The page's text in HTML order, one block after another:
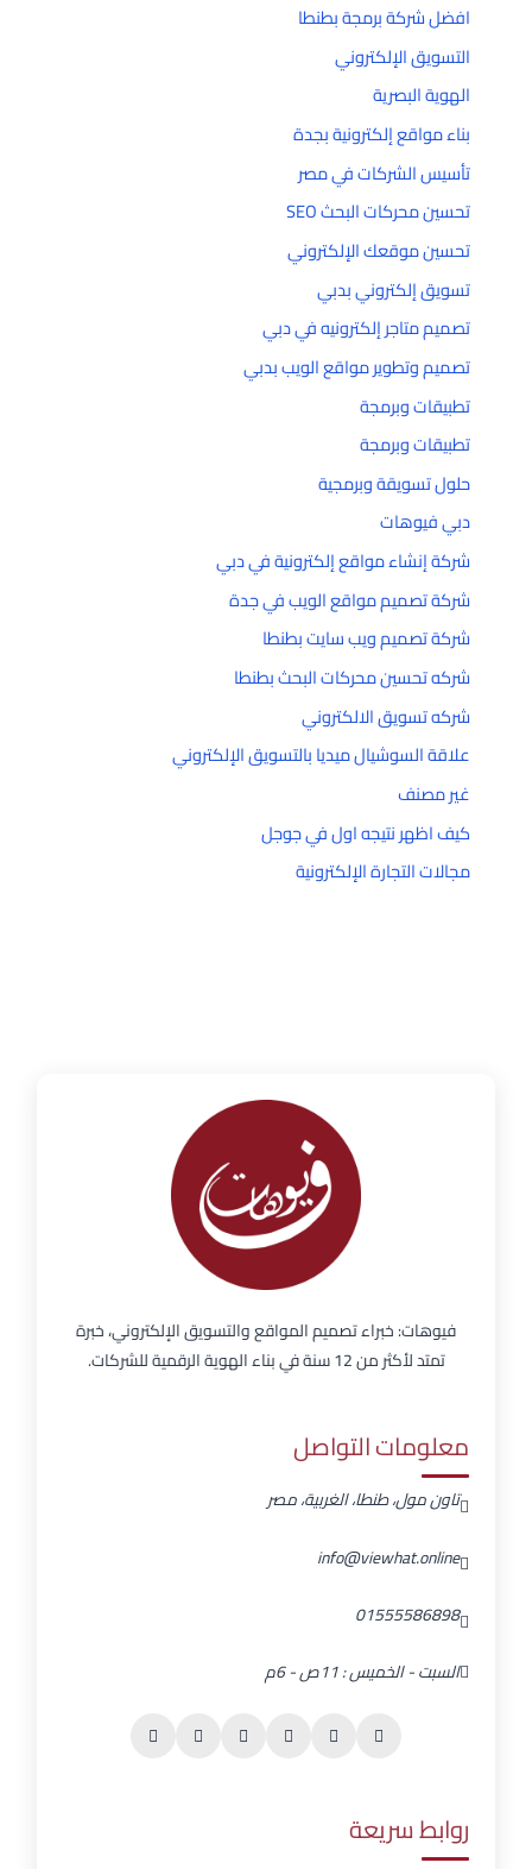
افضل شركة برمجة بطنطا
التسويق الإلكتروني
الهوية البصرية
بناء مواقع إلكترونية بجدة
تأسيس الشركات في مصر
تحسين محركات البحث SEO
تحسين موقعك الإلكتروني
تسويق إلكتروني بدبي
تصميم متاجر إلكترونيه في دبي
تصميم وتطوير مواقع الويب بدبي
تطبيقات وبرمجة
تطبيقات وبرمجة
حلول تسويقة وبرمجية
دبي فيوهات
شركة إنشاء مواقع إلكترونية في دبي
شركة تصميم مواقع الويب في جدة
شركة تصميم ويب سايت بطنطا
شركه تحسين محركات البحث بطنطا
شركه تسويق الالكتروني
علاقة السوشيال ميديا بالتسويق الإلكتروني
غير مصنف
كيف اظهر نتيجه اول في جوجل
مجالات التجارة الإلكترونية
فيوهات: خبراء تصميم المواقع والتسويق الإلكتروني، خبرة
تمتد لأكثر من 12 سنة في بناء الهوية الرقمية للشركات.
معلومات التواصل
تاون مول، طنطا، الغربية، مصر
info@viewhat.online
01555586898
السبت - الخميس : 11ص - 6م
روابط سريعة